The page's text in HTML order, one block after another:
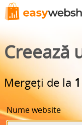
Creează
Mergeți de la 1
Nume website